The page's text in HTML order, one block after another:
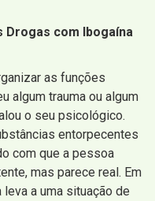
com Ibogaína
as funções
algum trauma ou algum
o seu psicológico.
entorpecentes
com que a pessoa
mas parece real. Em
a uma situação de